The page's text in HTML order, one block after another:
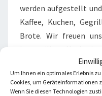
Um Ihnen ein optimales Erlebnis
Cookies, um Geräteinformationen
Wenn Sie diesen Technologien
werden aufgestellt
Kaffee, Kuchen,
Brote. Wir freuen
kurzweiligen